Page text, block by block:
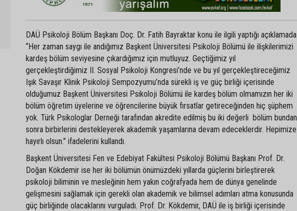
DAÜ Psikoloji Bölüm Başkanı Doç. Dr. Fatih Bayraktar konu ile ilgili yaptığı açıklamada
“Her zaman saygı ile andığımız Başkent Üniversitesi Psikoloji Bölümü ile ilişkilerimizi
kardeş bölüm seviyesine çıkardığımız için mutluyuz. Geçtiğimiz yıl
gerçekleştirdiğimiz II. Sosyal Psikoloji Kongresi’nde ve bu yıl gerçekleştireceğimiz
Işık Savaşır Klinik Psikoloji Sempozyumu’nda sürekli iş ve güç birliği içerisinde
olduğumuz Başkent Üniversitesi Psikoloji Bölümü ile kardeş bölüm olmamızın her iki
bölüm öğretim üyelerine ve öğrencilerine büyük fırsatlar getireceğinden hiç şüphem
yok. Türk Psikologlar Derneği tarafından akredite edilmiş bu iki değerli bölüm bundan
sonra birbirlerini destekleyerek akademik yaşamlarına devam edeceklerdir. Hepimize
hayırlı olsun.” ifadelerini kullandı.
Başkent Üniversitesi Fen ve Edebiyat Fakültesi Psikoloji Bölümü Başkanı Prof. Dr.
Doğan Kökdemir ise her iki bölümün önümüzdeki yıllarda güçlerini birleştirerek
psikoloji biliminin ve mesleğinin hem yakın coğrafyada hem de dünya genelinde
gelişmesini sağlamak için gerekli olan akademik ve bilimsel adımları atma konusunda
güç birliğinde olacaklarını vurguladı. Prof. Dr. Kökdemir, DAÜ ile iş birliği içerisinde